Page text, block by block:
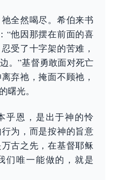
全然喝尽。希伯来书
“他因那摆在前面的喜
受了十字架的苦难，
。”基督勇敢面对死亡
弃祂，掩面不顾祂，
曙光。
乎恩，是出于神的怜
为，而是按神的旨意
古之先，在基督耶稣
们唯一能做的，就是